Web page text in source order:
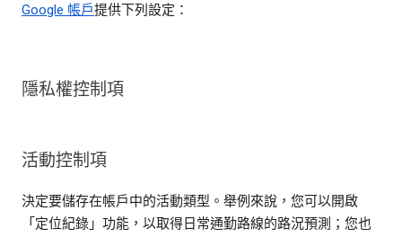
Google 帳戶提供下列設定：
隱私權控制項
活動控制項
決定要儲存在帳戶中的活動類型。舉例來說，您可以開啟
「定位紀錄」功能，以取得日常通勤路線的路況預測；您也